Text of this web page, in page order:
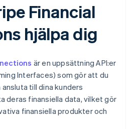
Financial
hjälpa dig
är en uppsättning API:er
Interfaces) som gör att du
till dina kunders
deras finansiella data, vilket gör
finansiella produkter och